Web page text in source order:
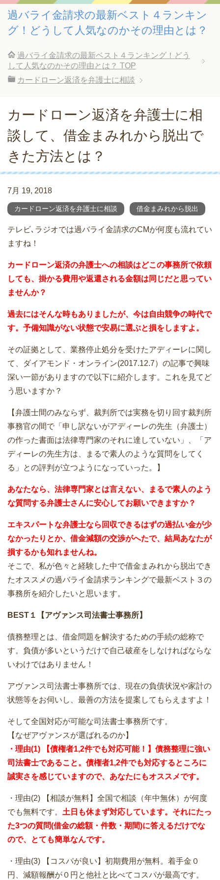
過バライ金請求の最新ベスト４ランキン
グ！どうして人気なのかその理由とは？
過バライ金請求の最新ベスト４ランキング！どう
して人気なのかその理由とは？ TOP
カードローン返済を弁護士に相談
カードローン返済を弁護士に相
談して、借金まみれから脱出で
きた方法とは？
7月 19, 2018
カードローン返済を弁護士に相談 借金まみれから脱出
テレビ､ラジオでは過バライ金請求のCMが何度も流れてい
ますね！
カードローン返済の弁護士への相談はどこの事務所で依頼
しても、掛かる費用や返還される金額は同じだと思ってい
ませんか？
過去にはそんな時もありましたが、今は自由競争の時代で
す。予備知識がない状態で安易に選ぶと損をしますよ。
その証拠として、業務停止処分を受けたアディーレに関し
て、ダイアモンド・オンライン(2017.12.7）の記事で興味
深い一節がありますので以下に紹介します。これを見てど
う思いますか？
【弁護士間のみならず、裁判所では実務を切り回す裁判所
事務官の間で「申し訳ないがアディーレの先生（弁護士）
の作った書面は法律専門家のそれに達していない」、「ア
ディーレの先生方は、まるで素人のような質問をしてく
る」との評判が立つようになっていった。】
あなたなら、法律専門家とは言えない、まるで素人のよう
な質問する弁護士さんに安心してお願いできますか？
エキスパートな弁護士なら回収できるはずの過払い金が少
なかったりとか、借金減額の交渉がへたで、結局あなたが
損するかも知れませんね。
そこで、私が色々と経験した中で借金まみれから脱出でき
たオススメの過バライ金請求ランキングで最新ベスト３の
事務所を紹介したいと思います。
BEST１【アヴァンス司法書士事務所】
債務整理とは、借金問題を解決するための手続の総称で
す。負債が多いというだけで自己破産をしなければならな
いわけではありません！
アヴァンス司法書士事務所では、現在の負債状況や家計の
状態等をお伺いし、最善の方法を提案してもらえますよ！
そして全国対応が可能な司法書士事務所です。
【なぜアヴァンスが選ばれるのか】
・理由(1) 【債権者1,2件でも対応可能！】債務整理に強い
司法書士であること。債権者1,2件でも対応するところに
誠実さを感じていますので、あなたにもオススメです。
・理由(2) 【相談が無料】全国で相談（年中無休）が何度
でも無料です。 土日も休まず対応しています。それにたっ
た3つの質問(借金の総額・件数・期間)に答えるだけでな
ので、とても簡単なんです。
・理由(3) 【コスパが良い】初期費用が無料。着手金０
円、減額報酬が０円と他社と比べてコスパが最高です。